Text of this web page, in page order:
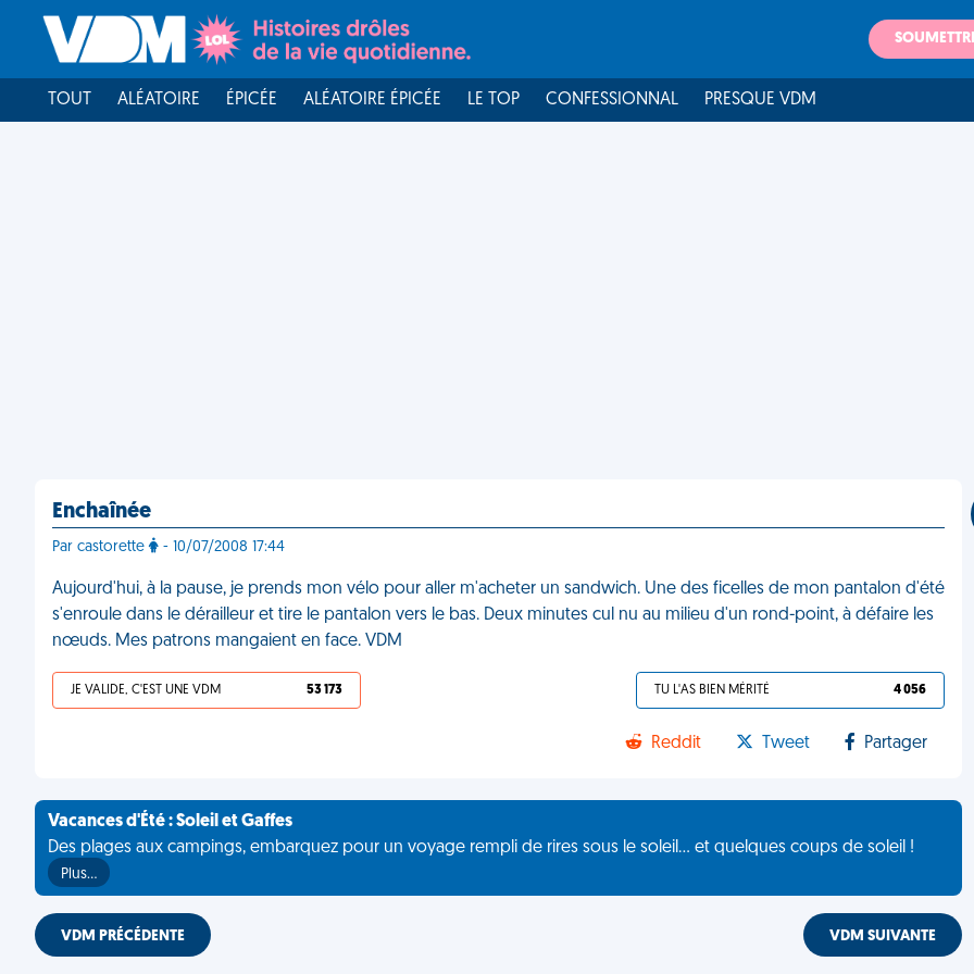
TOUT ALÉATOIRE ÉPICÉE ALÉATOIRE ÉPICÉE LE TOP CONFESSIONNAL PRESQUE VDM
Enchaînée
Par castorette - 10/07/2008 17:44
Aujourd'hui, à la pause, je prends mon vélo pour aller m'acheter un sandwich. Une des ficelles de mon pantalon d'été
s'enroule dans le dérailleur et tire le pantalon vers le bas. Deux minutes cul nu au milieu d'un rond-point, à défaire les
nœuds. Mes patrons mangaient en face. VDM
JE VALIDE, C'EST UNE VDM 53 173 TU L'AS BIEN MÉRITÉ 4 056
Reddit Tweet Partager
Vacances d'Été : Soleil et Gaffes
Des plages aux campings, embarquez pour un voyage rempli de rires sous le soleil... et quelques coups de soleil !
Plus…
VDM PRÉCÉDENTE VDM SUIVANTE